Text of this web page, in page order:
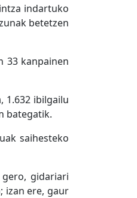
indartuko
betetzen
33 kanpainen
1.632 ibilgailu
bategatik.
saihesteko
gidariari
izan ere, gaur